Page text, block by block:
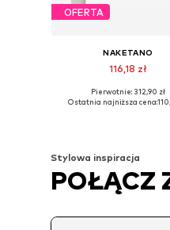
OFERTA
NAKETANO
116,18 zł
Dostępne rozmiary: M, L,
Pierwotnie: 312,90 zł
Ostatnia najniższa cena:
Stylowa inspiracja
POŁĄCZ